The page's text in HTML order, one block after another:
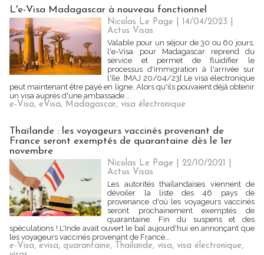
L'e-Visa Madagascar à nouveau fonctionnel
Nicolas Le Page | 14/04/2023
Actus Visas
Valable pour un séjour de 30 ou 60 jours,
l'e-Visa pour Madagascar reprend du
service et permet de fluidifier le
processus d'immigration à l'arrivée sur
l'île. [MAJ 20/04/23] Le visa électronique
peut maintenant être payé en ligne. Alors qu'ils pouvaient déjà obtenir
un visa auprès d'une ambassade...
e-Visa, eVisa, Madagascar, visa électronique
Thaïlande : les voyageurs vaccinés provenant de
France seront exemptés de quarantaine dès le 1er
novembre
Nicolas Le Page | 22/10/2021
Actus Visas
Les autorités thaïlandaises viennent de
dévoiler la liste des 46 pays de
provenance d'où les voyageurs vaccinés
seront prochainement exemptés de
quarantaine. Fin du suspens et des
spéculations ! L'Inde avait ouvert le bal aujourd'hui en annonçant que
les voyageurs vaccinés provenant de France...
e-Visa, evisa, quarantaine, Thailande, visa, visa électronique,